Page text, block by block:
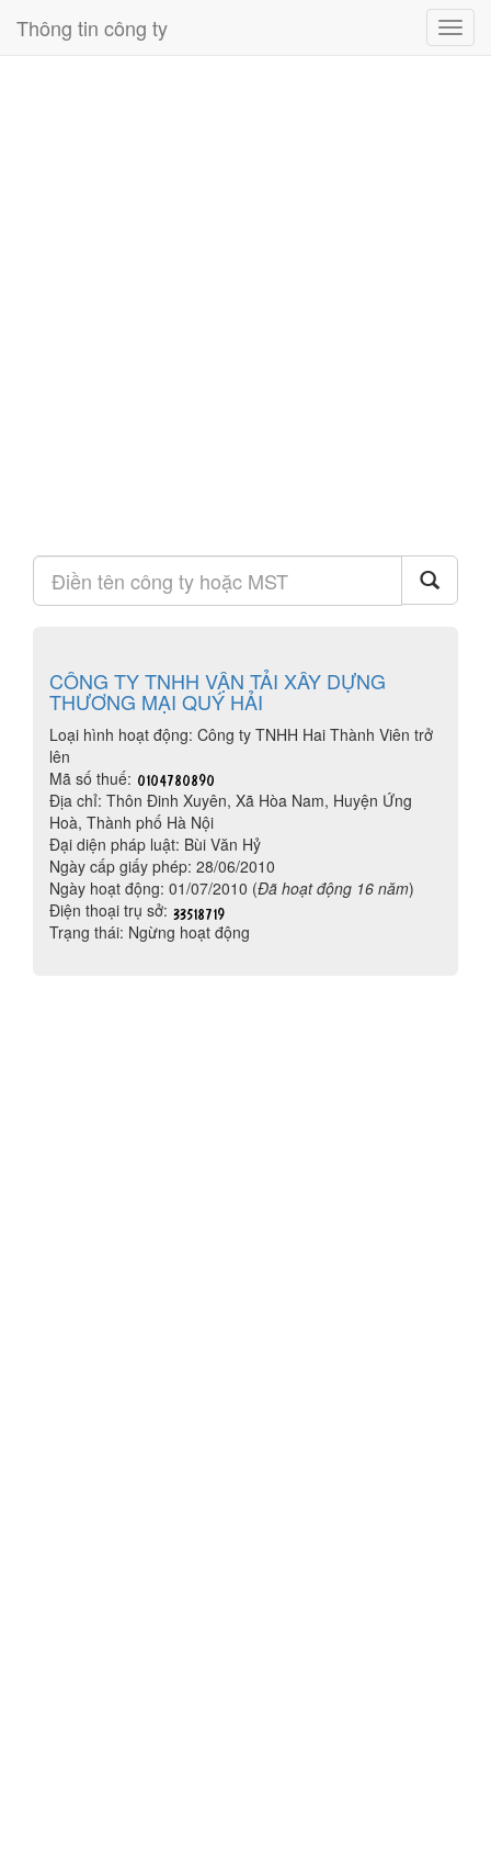
Thông tin công ty
CÔNG TY TNHH VẬN TẢI XÂY DỰNG
THƯƠNG MẠI QUÝ HẢI
Loại hình hoạt động: Công ty TNHH Hai Thành Viên trở
lên
Mã số thuế:
Địa chỉ: Thôn Đinh Xuyên, Xã Hòa Nam, Huyện Ứng
Hoà, Thành phố Hà Nội
Đại diện pháp luật: Bùi Văn Hỷ
Ngày cấp giấy phép: 28/06/2010
Ngày hoạt động: 01/07/2010 (Đã hoạt động 16 năm)
Điện thoại trụ sở:
Trạng thái: Ngừng hoạt động